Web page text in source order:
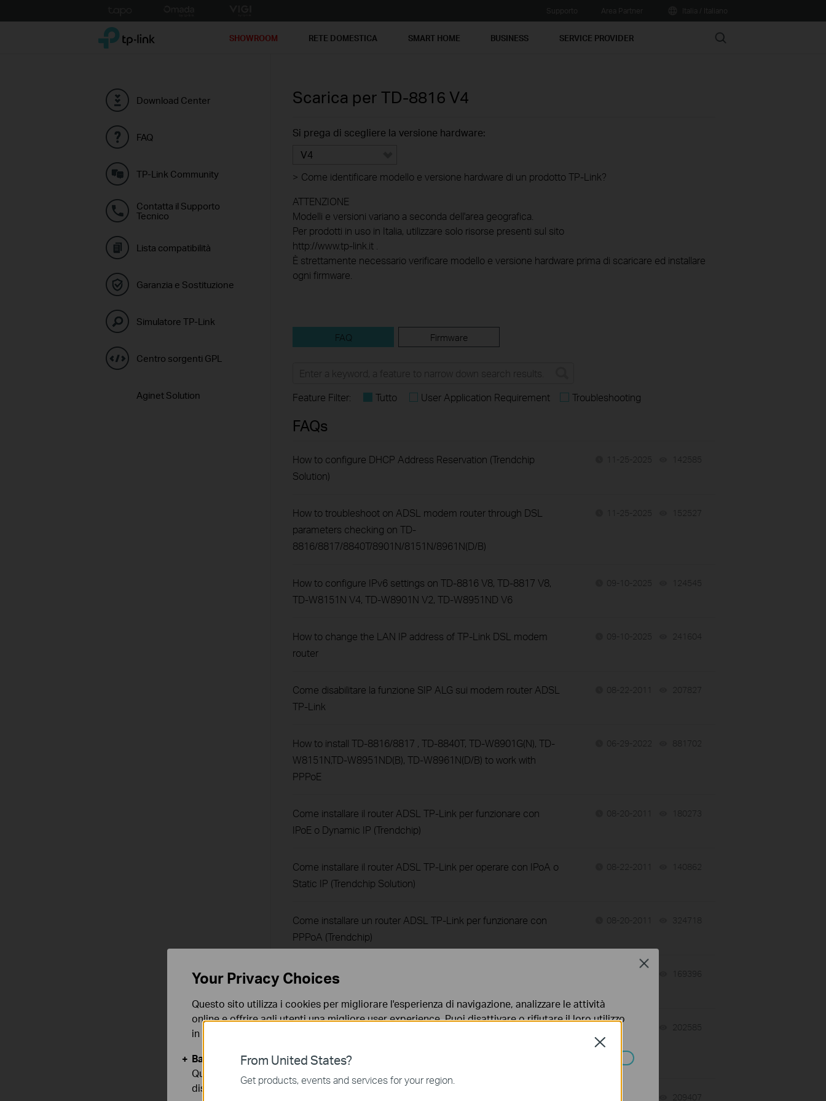
to
TP-Link, Reliably Smart SHOWROOM RETE DOMESTICA SMART HOME BUSINESS SERVICE PROVIDER Search
Download Center
FAQ
TP-Link Community
Contatta il Supporto
Tecnico
Lista compatibilità
Garanzia e Sostituzione
Simulatore TP-Link
Centro sorgenti GPL
Aginet Solution
Scarica per TD-8816 V4
Si prega di scegliere la versione hardware:
V4
> Come identificare modello e versione hardware di un prodotto TP-Link?
ATTENZIONE
Modelli e versioni variano a seconda dell'area geografica.
Per prodotti in uso in Italia, utilizzare solo risorse presenti sul sito
http://www.tp-link.it .
È strettamente necessario verificare modello e versione hardware prima di scaricare ed installare
ogni firmware.
FAQ Firmware
Feature Filter: Tutto User Application Requirement Troubleshooting
FAQs
How to configure DHCP Address Reservation (Trendchip
Solution)
11-25-2025 142585
How to troubleshoot on ADSL modem router through DSL
parameters checking on TD-
8816/8817/8840T/8901N/8151N/8961N(D/B)
11-25-2025 152527
How to configure IPv6 settings on TD-8816 V8, TD-8817 V8,
TD-W8151N V4, TD-W8901N V2, TD-W8951ND V6
09-10-2025 124545
How to change the LAN IP address of TP-Link DSL modem
router
09-10-2025 241604
Come disabilitare la funzione SIP ALG sui modem router ADSL
TP-Link
08-22-2011 207827
How to install TD-8816/8817 , TD-8840T, TD-W8901G(N), TD-
W8151N,TD-W8951ND(B), TD-W8961N(D/B) to work with
PPPoE
06-29-2022 881702
Come installare il router ADSL TP-Link per funzionare con
IPoE o Dynamic IP (Trendchip)
08-20-2011 180273
Come installare il router ADSL TP-Link per operare con IPoA o
Static IP (Trendchip Solution)
08-22-2011 140862
Come installare un router ADSL TP-Link per funzionare con
PPPoA (Trendchip)
08-20-2011 324718
How to make my TP-Link Wireless Modem Router support
169396
W8901G(N), TD-W8151N,TD-W8951ND(B), TD-W8961N(D/B)
202585
209407
From United States?
Get products, events and services for your region.
Close
Your Privacy Choices
Questo sito utilizza i cookies per migliorare l'esperienza di navigazione, analizzare le attività
online e offrire agli utenti una migliore user experience. Puoi disattivare o rifiutare il loro utilizzo
in qualunque momento. Per maggiori informazioni consulta la nostra
Basic Cookies
Questi cookies sono necessari per il corretto funzionamento del sito e non possono essere
disattivati nel tuo sistema.
Close